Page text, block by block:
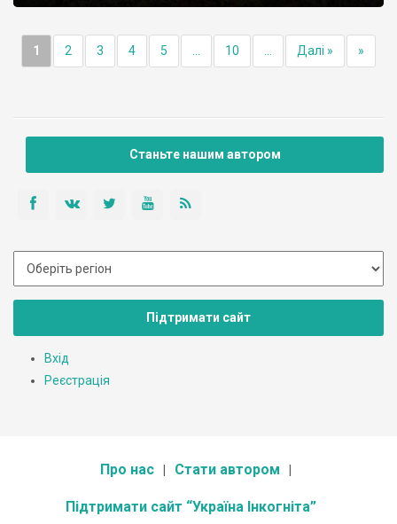
1 2 3 4 5 10 Далі » »
Станьте нашим автором
Підтримати сайт
Вхід
Реєстрація
Про нас Стати автором
Підтримати сайт “Україна Інкогніта”